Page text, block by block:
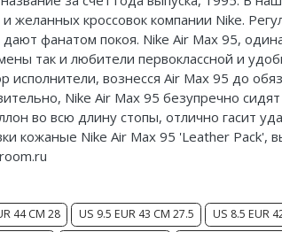
желанных кроссовок компании Nike.
фанатом покоя. Nike Air Max 95,
так и любители первоклассной и
вознесся Air Max 95 до
Nike Air Max 95 безупречно
во всю длину стопы, отлично гасит
кожаные Nike Air Max 95 'Leather Pack',
44 CM 28 US 9.5 EUR 43 CM 27.5
US 8.5 EUR